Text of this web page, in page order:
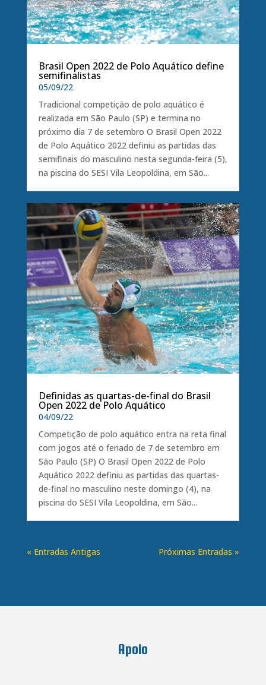
Brasil Open 2022 de Polo Aquático define
semifinalistas
05/09/22
Tradicional competição de polo aquático é
realizada em São Paulo (SP) e termina no
próximo dia 7 de setembro O Brasil Open 2022
de Polo Aquático 2022 definiu as partidas das
semifinais do masculino nesta segunda-feira (5),
na piscina do SESI Vila Leopoldina, em São...
Definidas as quartas-de-final do Brasil
Open 2022 de Polo Aquático
04/09/22
Competição de polo aquático entra na reta final
com jogos até o feriado de 7 de setembro em
São Paulo (SP) O Brasil Open 2022 de Polo
Aquático 2022 definiu as partidas das quartas-
de-final no masculino neste domingo (4), na
piscina do SESI Vila Leopoldina, em São...
« Entradas Antigas Próximas Entradas »
Apoio